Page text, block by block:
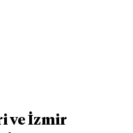
ve İzmir